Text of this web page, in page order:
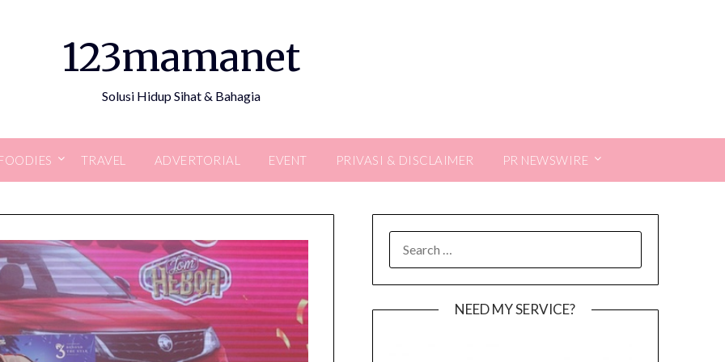
123mamanet
Solusi Hidup Sihat & Bahagia
TRAVEL ADVERTORIAL EVENT PRIVASI & DISCLAIMER PR NEWSWIRE
FOR:
NEED MY SERVICE?